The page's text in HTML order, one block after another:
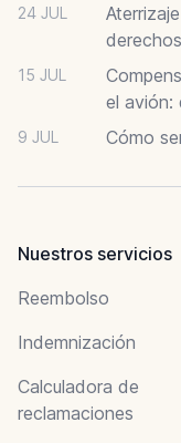
24 JUL
15 JUL
el avión:
9 JUL Cómo
Nuestros servicios
Reembolso
Indemnización
Calculadora de
reclamaciones